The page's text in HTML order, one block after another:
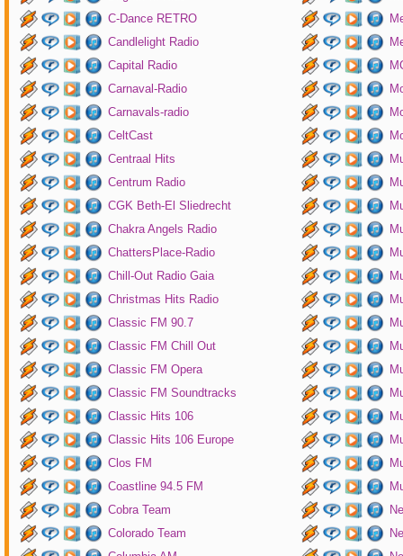
C-Dance RETRO
Candlelight Radio
Capital Radio
Carnaval-Radio
Carnavals-radio
CeltCast
Centraal Hits
Centrum Radio
CGK Beth-El Sliedrecht
Chakra Angels Radio
ChattersPlace-Radio
Chill-Out Radio Gaia
Christmas Hits Radio
Classic FM 90.7
Classic FM Chill Out
Classic FM Opera
Classic FM Soundtracks
Classic Hits 106
Classic Hits 106 Europe
Clos FM
Coastline 94.5 FM
Cobra Team
Colorado Team